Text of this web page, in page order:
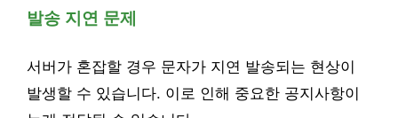
발송 지연 문제
서버가 혼잡할 경우 문자가 지연 발송되는 현상이
발생할 수 있습니다. 이로 인해 중요한 공지사항이